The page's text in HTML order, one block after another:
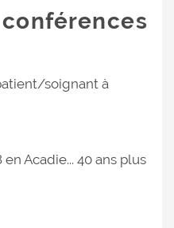
soignant à
Acadie... 40 ans plus